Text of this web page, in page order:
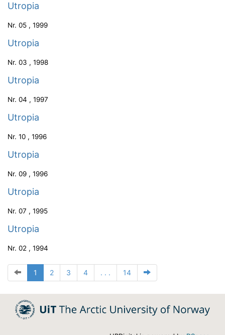
Utropia
Nr. 05 , 1999
Utropia
Nr. 03 , 1998
Utropia
Nr. 04 , 1997
Utropia
Nr. 10 , 1996
Utropia
Nr. 09 , 1996
Utropia
Nr. 07 , 1995
Utropia
Nr. 02 , 1994
1 2 3 4 . . . 14